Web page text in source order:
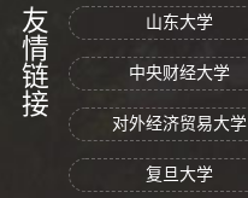
友情链接 山东大学
中央财经大学
对外经济贸易大学
复旦大学